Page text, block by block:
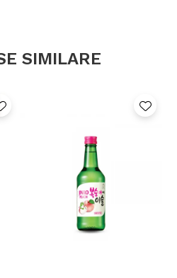
SIMILARE